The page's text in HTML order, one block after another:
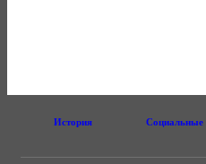
История Социальные